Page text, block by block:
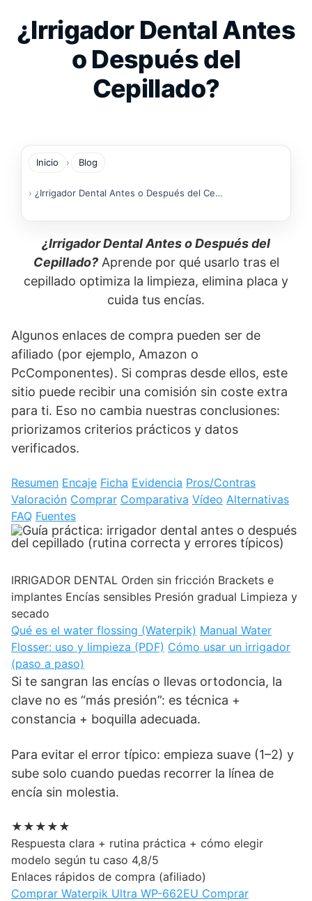
contenido
¿Irrigador Dental Antes
o Después del
Cepillado?
Inicio Blog
¿Irrigador Dental Antes o Después del Cepillado?
¿Irrigador Dental Antes o Después del
Cepillado?Aprende por qué usarlo tras el
cepillado optimiza la limpieza, elimina placa y
cuida tus encías.
Algunos enlaces de compra pueden ser de
afiliado (por ejemplo, Amazon o
PcComponentes). Si compras desde ellos, este
sitio puede recibir una comisión sin coste extra
para ti. Eso no cambia nuestras conclusiones:
priorizamos criterios prácticos y datos
verificados.
Resumen Encaje Ficha Evidencia Pros/Contras
Valoración Comprar Comparativa Vídeo Alternativas
FAQ Fuentes
IRRIGADOR DENTAL Orden sin fricción Brackets e
implantes Encías sensibles Presión gradual Limpieza y
secado
Qué es el water flossing (Waterpik) Manual Water
Flosser: uso y limpieza (PDF) Cómo usar un irrigador
(paso a paso)
Si te sangran las encías o llevas ortodoncia, la
clave no es “más presión”: es técnica +
constancia + boquilla adecuada.
Para evitar el error típico: empieza suave (1–2) y
sube solo cuando puedas recorrer la línea de
encía sin molestia.
★★★★★
Respuesta clara + rutina práctica + cómo elegir
modelo según tu caso 4,8/5
Enlaces rápidos de compra (afiliado)
Comprar Waterpik Ultra WP-662EU Comprar